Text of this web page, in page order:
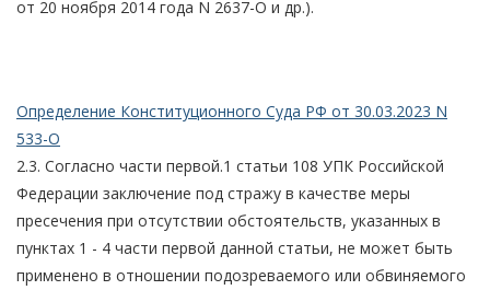
от 20 ноября 2014 года N 2637-О и др.).
Определение Конституционного Суда РФ от 30.03.2023 N
533-О
2.3. Согласно части первой.1 статьи 108 УПК Российской
Федерации заключение под стражу в качестве меры
пресечения при отсутствии обстоятельств, указанных в
пунктах 1 - 4 части первой данной статьи, не может быть
применено в отношении подозреваемого или обвиняемого